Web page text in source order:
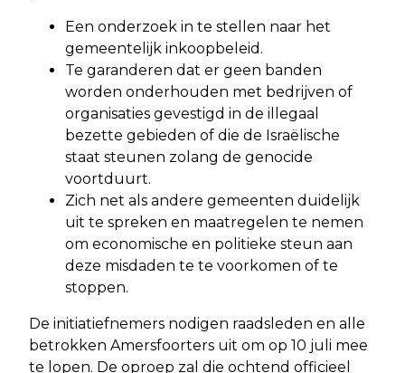
Een onderzoek in te stellen naar het
gemeentelijk inkoopbeleid.
Te garanderen dat er geen banden
worden onderhouden met bedrijven of
organisaties gevestigd in de illegaal
bezette gebieden of die de Israëlische
staat steunen zolang de genocide
voortduurt.
Zich net als andere gemeenten duidelijk
uit te spreken en maatregelen te nemen
om economische en politieke steun aan
deze misdaden te te voorkomen of te
stoppen.
De initiatiefnemers nodigen raadsleden en alle
betrokken Amersfoorters uit om op 10 juli mee
te lopen. De oproep zal die ochtend officieel